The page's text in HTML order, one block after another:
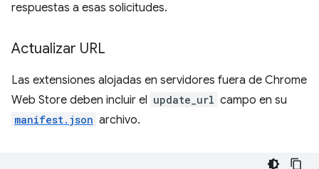
respuestas a esas solicitudes.
Actualizar URL
Las extensiones alojadas en servidores fuera de Chrome
Web Store deben incluir el update_url campo en su
manifest.json archivo.